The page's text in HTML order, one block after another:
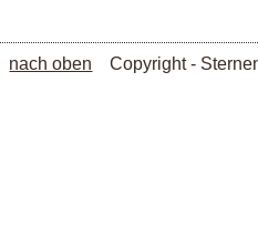
nach oben Copyright -